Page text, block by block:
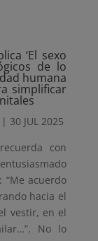
‘El sexo
de lo
humana
simplificar
30 JUL 2025
recuerda con
acuerdo
hacia el
vestir, en el
No lo